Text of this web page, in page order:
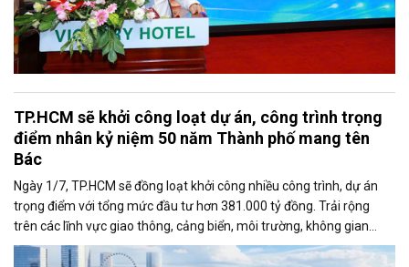
TP.HCM sẽ khởi công loạt dự án, công trình trọng
điểm nhân kỷ niệm 50 năm Thành phố mang tên
Bác
Ngày 1/7, TP.HCM sẽ đồng loạt khởi công nhiều công trình, dự án
trọng điểm với tổng mức đầu tư hơn 381.000 tỷ đồng. Trải rộng
trên các lĩnh vực giao thông, cảng biển, môi trường, không gian
công cộng và nhà ở xã hội, các dự án được kỳ vọng tạo động lực